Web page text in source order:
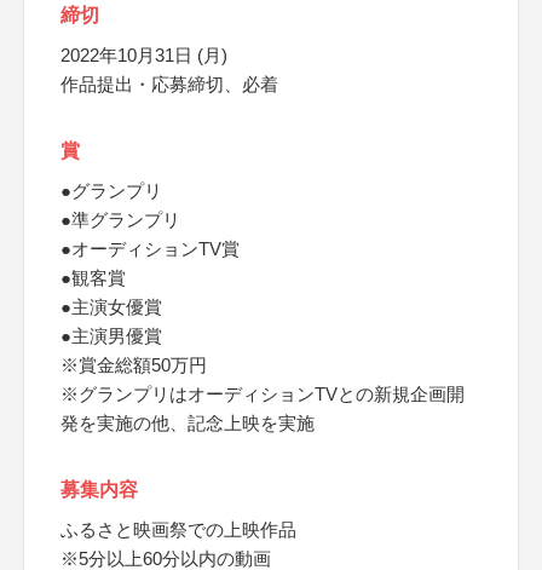
締切
2022年10月31日 (月)
作品提出・応募締切、必着
賞
●グランプリ
●準グランプリ
●オーディションTV賞
●観客賞
●主演女優賞
●主演男優賞
※賞金総額50万円
※グランプリはオーディションTVとの新規企画開
発を実施の他、記念上映を実施
募集内容
ふるさと映画祭での上映作品
※5分以上60分以内の動画